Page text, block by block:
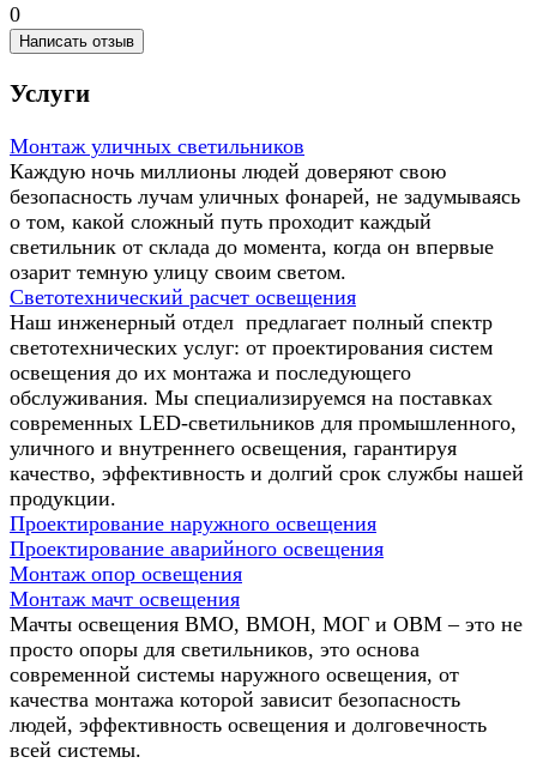
0
Написать отзыв
Услуги
Монтаж уличных светильников
Каждую ночь миллионы людей доверяют свою
безопасность лучам уличных фонарей, не задумываясь
о том, какой сложный путь проходит каждый
светильник от склада до момента, когда он впервые
озарит темную улицу своим светом.
Светотехнический расчет освещения
Наш инженерный отдел предлагает полный спектр
светотехнических услуг: от проектирования систем
освещения до их монтажа и последующего
обслуживания. Мы специализируемся на поставках
современных LED-светильников для промышленного,
уличного и внутреннего освещения, гарантируя
качество, эффективность и долгий срок службы нашей
продукции.
Проектирование наружного освещения
Проектирование аварийного освещения
Монтаж опор освещения
Монтаж мачт освещения
Мачты освещения ВМО, ВМОН, МОГ и ОВМ – это не
просто опоры для светильников, это основа
современной системы наружного освещения, от
качества монтажа которой зависит безопасность
людей, эффективность освещения и долговечность
всей системы.